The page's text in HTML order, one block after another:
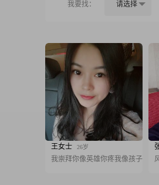
我要找： 请选择
王女士 26岁
我崇拜你像英雄你疼我像孩子